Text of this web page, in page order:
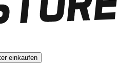
einkaufen